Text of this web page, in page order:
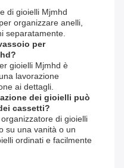
di gioielli Mjmhd
organizzare anelli,
separatamente.
per
gioielli Mjmhd è
lavorazione
ai dettagli.
dei gioielli può
cassetti?
di gioielli
su una vanità o un
ordinati e facilmente